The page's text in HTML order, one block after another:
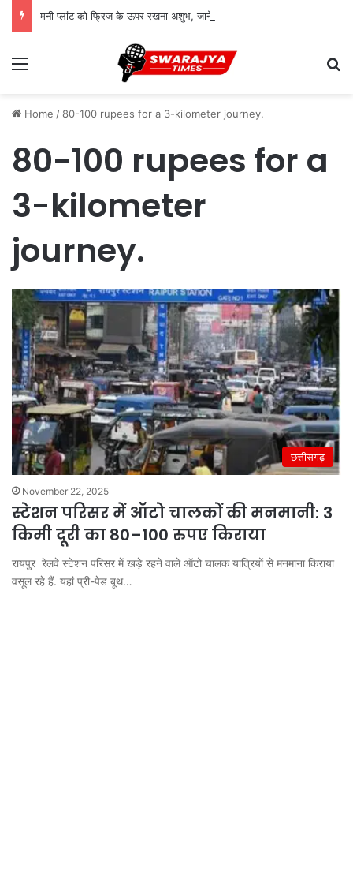
मनी प्लांट को फ्रिज के ऊपर रखना अशुभ, जानें वास्तु में सही दिशा और उपाय
Menu
Home /80-100 rupees for a 3-kilometer journey.
80-100 rupees for a
3-kilometer
journey.
छत्तीसगढ़
November 22, 2025
स्टेशन परिसर में ऑटो चालकों की मनमानी: 3
किमी दूरी का 80–100 रुपए किराया
रायपुर रेलवे स्टेशन परिसर में खड़े रहने वाले ऑटो चालक यात्रियों से मनमाना किराया
वसूल रहे हैं. यहां प्री-पेड बूथ…